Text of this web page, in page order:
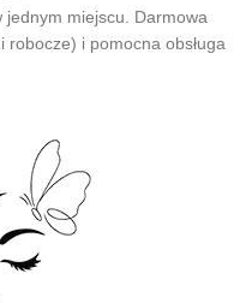
miejscu. Darmowa
robocze) i pomocna obsługa